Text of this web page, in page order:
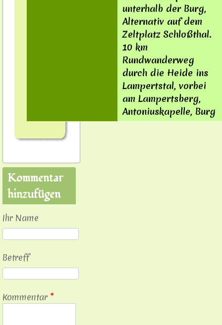
unterhalb der Burg,
Alternativ auf dem
Zeltplatz Schloßthal.
10 km
Rundwanderweg
durch die Heide ins
Lampertstal, vorbei
am Lampertsberg,
Antoniuskapelle, Burg
Kommentar
hinzufügen
Ihr Name
Betreff
Kommentar *